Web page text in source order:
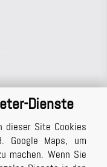
Dienste
dieser Site Cookies
Google Maps, um
machen. Wenn Sie
unser
möglich)